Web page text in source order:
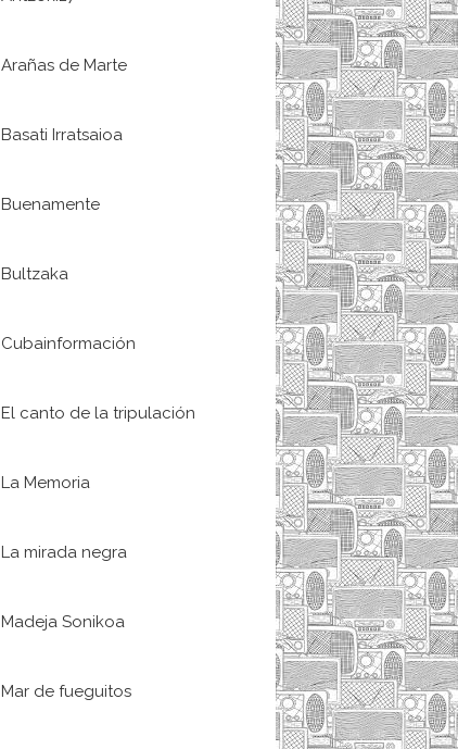
Arañas de Marte
Basati Irratsaioa
Buenamente
Bultzaka
Cubainformación
El canto de la tripulación
La Memoria
La mirada negra
Madeja Sonikoa
Mar de fueguitos